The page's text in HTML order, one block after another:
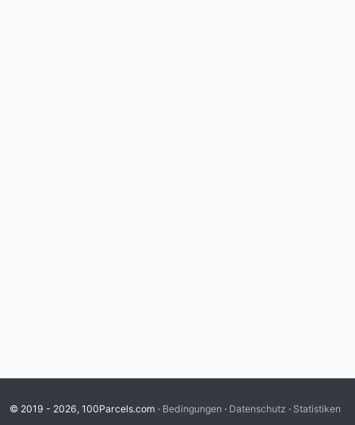
© 2019 - 2026, 100Parcels.com · Bedingungen · Datenschutz · Statistiken